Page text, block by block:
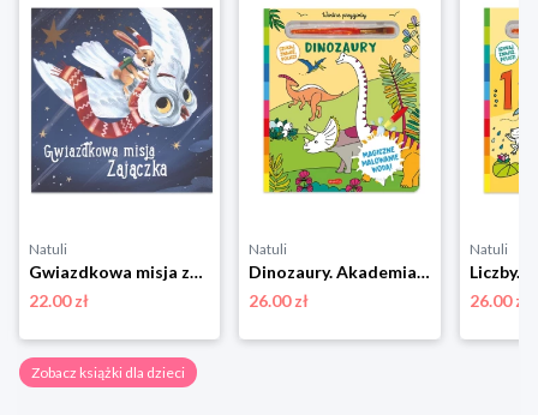
Natuli
Gwiazdkowa misja zajączka Yoyo books
22.00 zł
Natuli
Dinozaury. Akademia mądrego dziecka. Wodne przygody Harper colins / harper kids
26.00 zł
Natuli
26.00 zł
Zobacz książki dla dzieci